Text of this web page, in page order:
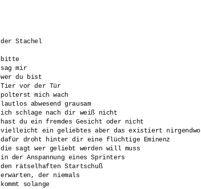
der Stachel
bitte
sag mir
wer du bist
Tier vor der Tür
polterst mich wach
lautlos abwesend grausam
ich schlage nach dir weiß nicht
hast du ein fremdes Gesicht oder nicht
vielleicht ein geliebtes aber das existiert nirgendwo
dafür droht hinter dir eine flüchtige Eminenz
die sagt wer geliebt werden will muss
in der Anspannung eines Sprinters
den rätselhaften Startschuß
erwarten, der niemals
kommt solange